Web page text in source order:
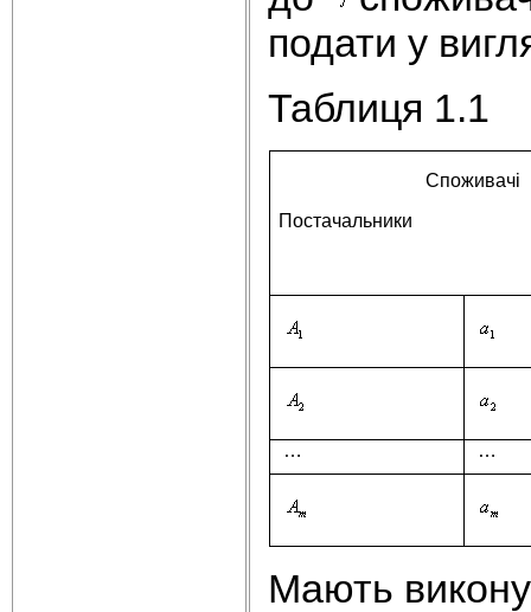
подати у
Таблиця 1.1
Споживачі
Постачальники
… …
Мають